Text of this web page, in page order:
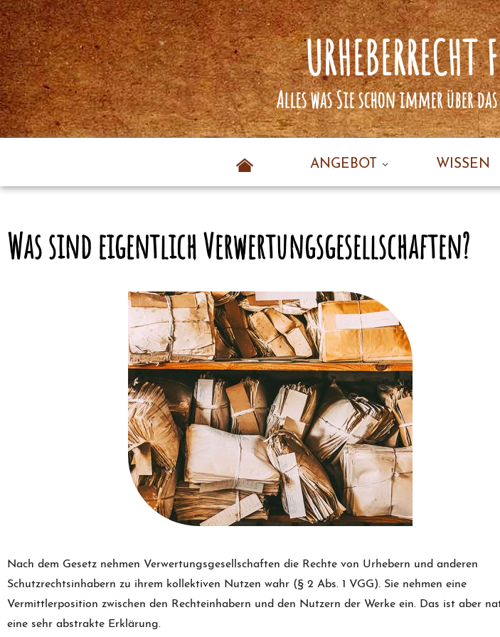
Alles was Sie schon immer über
ANGEBOT WISSEN
Was sind eigentlich Verwertungsgesellschaften?
Nach dem Gesetz nehmen Verwertungsgesellschaften die Rechte von Urhebern und anderen
Schutzrechtsinhabern zu ihrem kollektiven Nutzen wahr (§ 2 Abs. 1 VGG). Sie nehmen eine
Vermittlerposition zwischen den Rechteinhabern und den Nutzern der Werke ein. Das ist aber
eine sehr abstrakte Erklärung.